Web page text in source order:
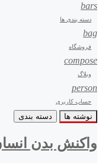
bars
دسته بندی ها
bag
فروشگاه
compose
وبلاگ
person
حساب کاربری
نوشته ها دسته بندی
واکنش بدن